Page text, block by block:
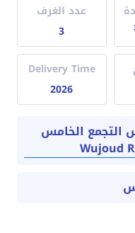
عدد الغرف
3
Delivery Time
2026
التجمع الخامس
Wujoud